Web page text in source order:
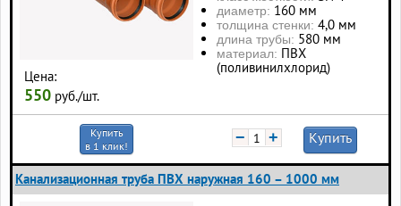
Цена:
550 руб./шт.
диаметр: 160 мм
толщина стенки: 4,0 мм
длина трубы: 580 мм
материал: ПВХ
(поливинилхлорид)
Купить
в 1 клик!
− + Купить
Канализационная труба ПВХ наружная 160 – 1000 мм